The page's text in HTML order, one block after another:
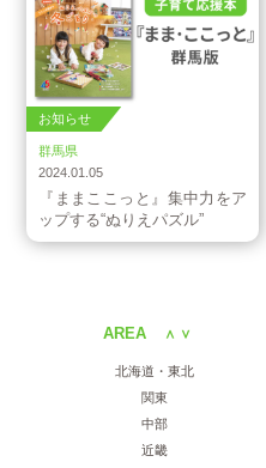
お知らせ
群馬県
2024.01.05
『ままここっと』集中力をア
ップする“ぬりえパズル”
AREA ＜ ＞
北海道・東北
関東
中部
近畿